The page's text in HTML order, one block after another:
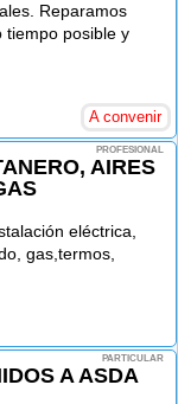
Reparamos
tiempo posible y
A convenir
PROFESIONAL
AIRES
eléctrica,
gas,termos,
PARTICULAR
A ASDA